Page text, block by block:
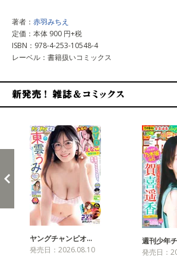
著者： 赤羽みちえ
定価：本体 900 円+税
ISBN：978-4-253-10548-4
レーベル：書籍扱いコミックス
ヤングチャンピオ…
発売日：2026.08.10
週刊少年
発売日：